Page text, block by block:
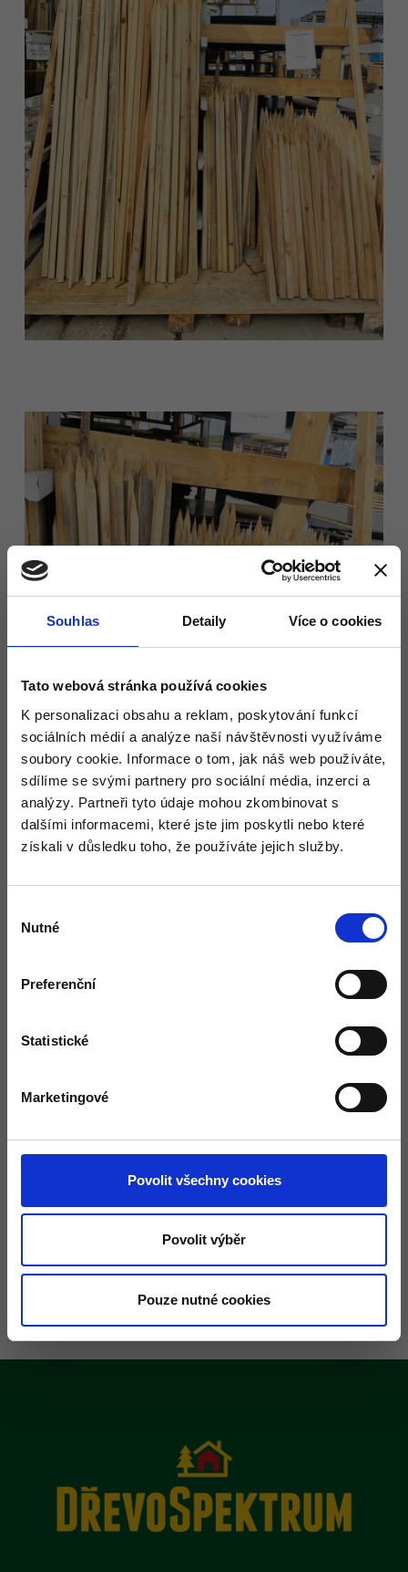
Souhlas Detaily Více o cookies
Tato webová stránka používá cookies
K personalizaci obsahu a reklam, poskytování funkcí
sociálních médií a analýze naší návštěvnosti využíváme
soubory cookie. Informace o tom, jak náš web používáte,
sdílíme se svými partnery pro sociální média, inzerci a
analýzy. Partneři tyto údaje mohou zkombinovat s
dalšími informacemi, které jste jim poskytli nebo které
získali v důsledku toho, že používáte jejich služby.
souhlasu
Nutné
Preferenční
Statistické
Marketingové
Povolit všechny cookies
Povolit výběr
Pouze nutné cookies
větší -15.-/ks
OMÍTNÍKY
2m -20.-/ks
3m -
30.-/ks